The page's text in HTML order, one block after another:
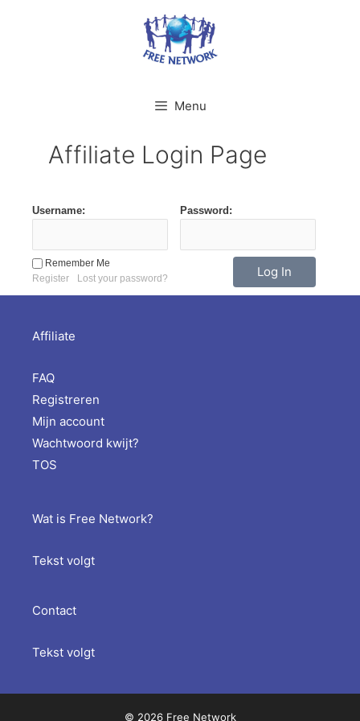
Menu
Affiliate Login Page
Username: Password:
Remember Me
Register
Lost your password?
Affiliate
FAQ
Registreren
Mijn account
Wachtwoord kwijt?
TOS
Wat is Free Network?
Tekst volgt
Contact
Tekst volgt
© 2026 Free Network